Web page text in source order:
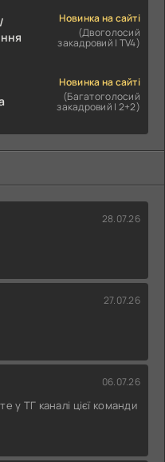
Новинка на сайті
(Двоголосий
закадровий | TV4)
Новинка на сайті
(Багатоголосий
закадровий | 2+2)
28.07.26
27.07.26
06.07.26
у ТГ каналі цієї команди